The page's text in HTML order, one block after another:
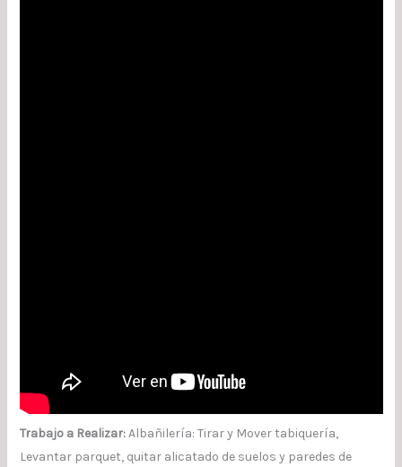
Trabajo a Realizar:Albañilería: Tirar y Mover tabiquería,
Levantar parquet, quitar alicatado de suelos y paredes de